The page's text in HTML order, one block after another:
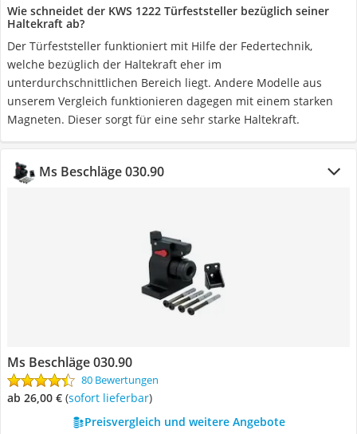
Wie schneidet der KWS 1222 Türfeststeller bezüglich seiner
Haltekraft ab?
Der Türfeststeller funktioniert mit Hilfe der Federtechnik,
welche bezüglich der Haltekraft eher im
unterdurchschnittlichen Bereich liegt. Andere Modelle aus
unserem Vergleich funktionieren dagegen mit einem starken
Magneten. Dieser sorgt für eine sehr starke Haltekraft.
Ms Beschläge ‎030.90
Ms Beschläge ‎030.90
80 Bewertungen
ab 26,00 € ( Sofort lieferbar)
Preisvergleich und weitere Angebote